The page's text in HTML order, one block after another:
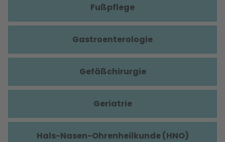
Fußpflege
Gastroenterologie
Gefäßchirurgie
Geriatrie
Hals-Nasen-Ohrenheilkunde (HNO)